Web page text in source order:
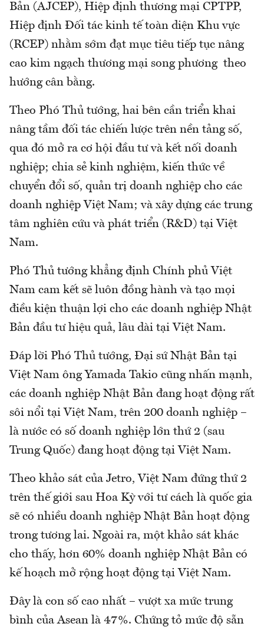
Bản (AJCEP), Hiệp định thương mại CPTPP,
Hiệp định Đối tác kinh tế toàn diện Khu vực
(RCEP) nhằm sớm đạt mục tiêu tiếp tục nâng
cao kim ngạch thương mại song phương theo
hướng cân bằng.
Theo Phó Thủ tướng, hai bên cần triển khai
nâng tầm đối tác chiến lược trên nền tảng số,
qua đó mở ra cơ hội đầu tư và kết nối doanh
nghiệp; chia sẻ kinh nghiệm, kiến thức về
chuyển đổi số, quản trị doanh nghiệp cho các
doanh nghiệp Việt Nam; và xây dựng các trung
tâm nghiên cứu và phát triển (R&D) tại Việt
Nam.
Phó Thủ tướng khẳng định Chính phủ Việt
Nam cam kết sẽ luôn đồng hành và tạo mọi
điều kiện thuận lợi cho các doanh nghiệp Nhật
Bản đầu tư hiệu quả, lâu dài tại Việt Nam.
Đáp lời Phó Thủ tướng, Đại sứ Nhật Bản tại
Việt Nam ông Yamada Takio cũng nhấn mạnh,
các doanh nghiệp Nhật Bản đang hoạt động rất
sôi nổi tại Việt Nam, trên 200 doanh nghiệp –
là nước có số doanh nghiệp lớn thứ 2 (sau
Trung Quốc) đang hoạt động tại Việt Nam.
Theo khảo sát của Jetro, Việt Nam đứng thứ 2
trên thế giới sau Hoa Kỳ với tư cách là quốc gia
sẽ có nhiều doanh nghiệp Nhật Bản hoạt động
trong tương lai. Ngoài ra, một khảo sát khác
cho thấy, hơn 60% doanh nghiệp Nhật Bản có
kế hoạch mở rộng hoạt động tại Việt Nam.
Đây là con số cao nhất – vượt xa mức trung
bình của Asean là 47%. Chứng tỏ mức độ sẵn